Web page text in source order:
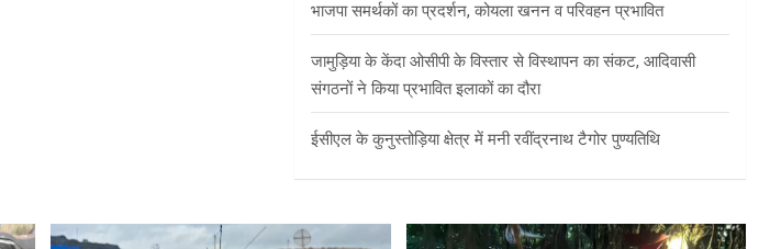
भाजपा समर्थकों का प्रदर्शन, कोयला खनन व परिवहन प्रभावित
जामुड़िया के केंदा ओसीपी के विस्तार से विस्थापन का संकट, आदिवासी
संगठनों ने किया प्रभावित इलाकों का दौरा
ईसीएल के कुनुस्तोड़िया क्षेत्र में मनी रवींद्रनाथ टैगोर पुण्यतिथि